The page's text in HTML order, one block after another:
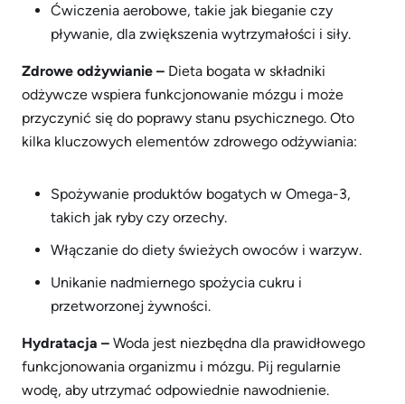
Ćwiczenia aerobowe, takie jak bieganie czy
pływanie, dla zwiększenia wytrzymałości i siły.
Zdrowe odżywianie – Dieta bogata w składniki
odżywcze wspiera funkcjonowanie mózgu i może
przyczynić się do poprawy stanu psychicznego. Oto
kilka kluczowych elementów zdrowego odżywiania:
Spożywanie produktów bogatych w Omega-3,
takich jak ryby czy orzechy.
Włączanie do diety świeżych owoców i warzyw.
Unikanie nadmiernego spożycia cukru i
przetworzonej żywności.
Hydratacja – Woda jest niezbędna dla prawidłowego
funkcjonowania organizmu i mózgu. Pij regularnie
wodę, aby utrzymać odpowiednie nawodnienie.